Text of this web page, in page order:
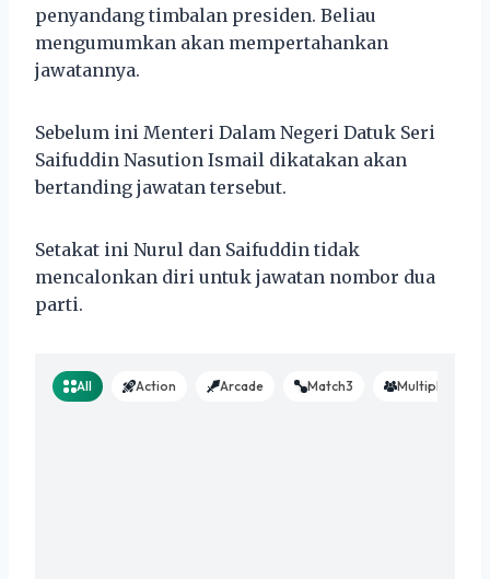
penyandang timbalan presiden. Beliau
mengumumkan akan mempertahankan
jawatannya.
Sebelum ini Menteri Dalam Negeri Datuk Seri
Saifuddin Nasution Ismail dikatakan akan
bertanding jawatan tersebut.
Setakat ini Nurul dan Saifuddin tidak
mencalonkan diri untuk jawatan nombor dua
parti.